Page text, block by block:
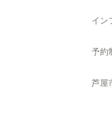
イン
予約
芦屋